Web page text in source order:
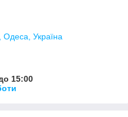
Одеса, Україна
15:00